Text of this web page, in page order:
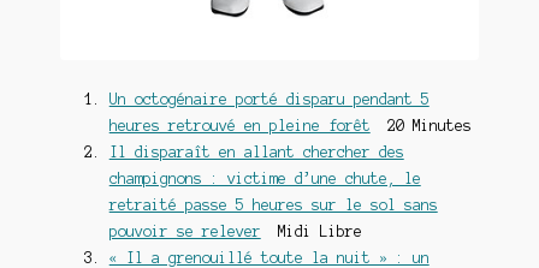
Un octogénaire porté disparu pendant 5
heures retrouvé en pleine forêt 20 Minutes
Il disparaît en allant chercher des
champignons : victime d’une chute, le
retraité passe 5 heures sur le sol sans
pouvoir se relever Midi Libre
« Il a grenouillé toute la nuit » : un